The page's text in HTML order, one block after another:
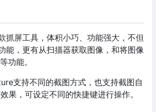
抓屏工具，体积小巧、功能强大，不但
能，更有从扫描器获取图像，和将图像
功能。
支持不同的截图方式，也支持截图自
果，可设定不同的快捷键进行操作。